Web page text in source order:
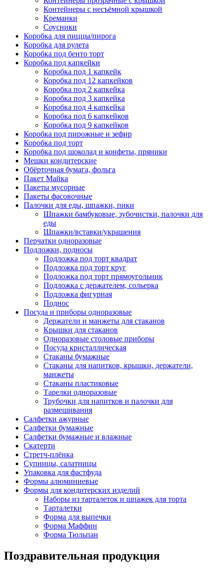
Контейнеры с несъёмной крышкой
Креманки
Соусники
Коробка для пиццы/пирога
Коробка для рулета
Коробка под бенто торт
Коробка под капкейки
Коробка под 1 капкейк
Коробка под 12 капкейков
Коробка под 2 капкейка
Коробка под 3 капкейка
Коробка под 4 капкейка
Коробка под 6 капкейков
Коробка под 9 капкейков
Коробка под пирожные и зефир
Коробка под торт
Коробка под шоколад и конфеты, пряники
Мешки кондитерские
Обёрточная бумага, фольга
Пакет Майка
Пакеты мусорные
Пакеты фасовочные
Палочки для еды, шпажки, пики
Шпажки бамбуковые, зубочистки, палочки для
еды
Шпажки/вставки/украшения
Перчатки одноразовые
Подложки, подносы
Подложка под торт квадрат
Подложка под торт круг
Подложка под торт прямоугольник
Подложка с держателем, сольерка
Подложка фигурная
Поднос
Посуда и приборы одноразовые
Держатели и манжеты для стаканов
Крышки для стаканов
Одноразовые столовые приборы
Посуда кристаллическая
Стаканы бумажные
Стаканы для напитков, крышки, держатели,
манжеты
Стаканы пластиковые
Тарелки одноразовые
Трубочки для напитков и палочки для
размешивания
Салфетки ажурные
Салфетки бумажные
Салфетки бумажные и влажные
Скатерти
Стретч-плёнка
Супницы, салатницы
Упаковка для фастфуда
Формы алюминиевые
Формы для кондитерских изделий
Наборы из тарталеток и шпажек для торта
Тарталетки
Форма для выпечки
Форма Маффин
Форма Тюльпан
Поздравительная продукция